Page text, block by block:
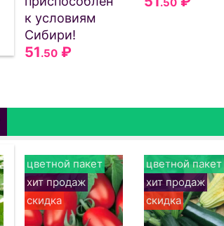
к условиям
Сибири!
51.50₽
цветной пакет
хит продаж
скидка
цветной пакет
хит продаж
скидка